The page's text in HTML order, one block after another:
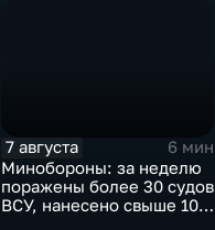
7 августа
6 мин
Минобороны: за неделю
поражены более 30 судов
ВСУ, нанесено свыше 10